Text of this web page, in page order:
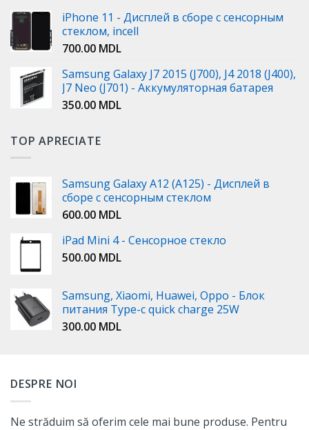
iPhone 11 - Дисплей в сборе с сенсорным
стеклом, incell
700.00 MDL
Samsung Galaxy J7 2015 (J700), J4 2018 (J400),
J7 Neo (J701) - Аккумуляторная батарея
350.00 MDL
TOP APRECIATE
Samsung Galaxy A12 (A125) - Дисплей в
сборе с сенсорным стеклом
600.00 MDL
iPad Mini 4 - Сенсорное стекло
500.00 MDL
Samsung, Xiaomi, Huawei, Oppo - Блок
питания Type-c quick charge 25W
300.00 MDL
DESPRE NOI
Ne străduim să oferim cele mai bune produse. Pentru